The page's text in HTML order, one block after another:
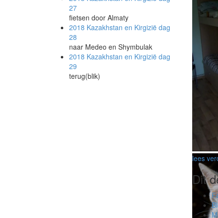
lees
Dit
27
fietsen door Almaty
2018 Kazakhstan en Kirgizië dag
28
naar Medeo en Shymbulak
2018 Kazakhstan en Kirgizië dag
29
terug(blik)